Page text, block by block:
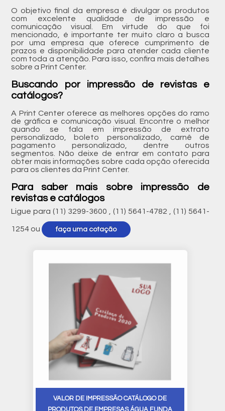
O objetivo final da empresa é divulgar os produtos
com excelente qualidade de impressão e
comunicação visual. Em virtude do que foi
mencionado, é importante ter muito claro a busca
por uma empresa que oferece cumprimento de
prazos e disponibilidade para atender cada cliente
com toda a atenção. Para isso, confira mais detalhes
sobre a Print Center.
Buscando por impressão de revistas e
catálogos?
A Print Center oferece as melhores opções do ramo
de gráfica e comunicação visual. Encontre o melhor
quando se fala em impressão de extrato
personalizado, boleto personalizado, carnê de
pagamento personalizado, dentre outros
segmentos. Não deixe de entrar em contato para
obter mais informações sobre cada opção oferecida
para os clientes da Print Center.
Para saber mais sobre impressão de
revistas e catálogos
Ligue para (11) 3299-3600 ,(11) 5641-4782 ,(11) 5641-
1254ou faça uma cotação
VALOR DE IMPRESSÃO CATÁLOGO DE
PRODUTOS DE EMPRESAS ÁGUA FUNDA